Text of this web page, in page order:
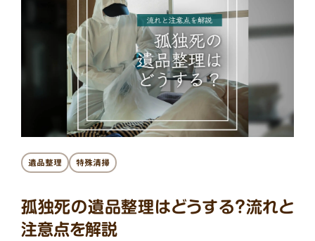
遺品整理 特殊清掃
孤独死の遺品整理はどうする？流れと
注意点を解説